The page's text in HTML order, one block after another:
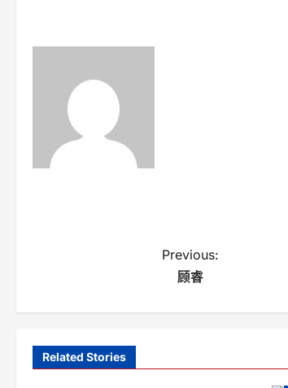
s
t
n
Previous:
顾睿
Related Stories